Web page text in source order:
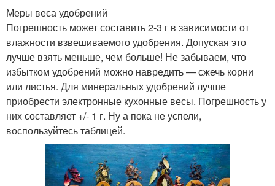
Меры веса удобрений
Погрешность может составить 2-3 г в зависимости от
влажности взвешиваемого удобрения. Допуская это
лучше взять меньше, чем больше! Не забываем, что
избытком удобрений можно навредить — сжечь корни
или листья. Для минеральных удобрений лучше
приобрести электронные кухонные весы. Погрешность у
них составляет +/- 1 г. Ну а пока не успели,
воспользуйтесь таблицей.